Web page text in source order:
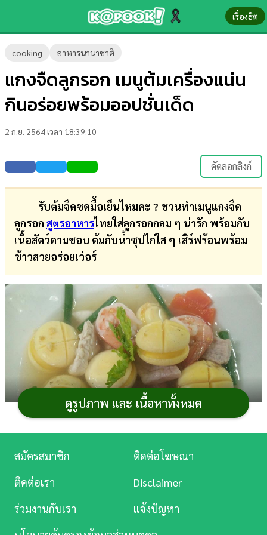
เรื่องฮิต
cooking อาหารนานาชาติ
แกงจืดลูกรอก เมนูต้มเครื่องแน่น
กินอร่อยพร้อมออปชั่นเด็ด
2 ก.ย. 2564 เวลา 18:39:10
คัดลอกลิงก์
รับต้มจืดซดมื้อเย็นไหมคะ ? ชวนทำเมนูแกงจืด
ลูกรอก สูตรอาหารไทยใส่ลูกรอกกลม ๆ น่ารัก พร้อมกับ
เนื้อสัตว์ตามชอบ ต้มกับน้ำซุปไก่ใส ๆ เสิร์ฟร้อนพร้อม
ข้าวสวยอร่อยเว่อร์
สูตรอาหาร
เมนูต้มจืด โดยเฉพาะแกงจืดเต้าหู้ไข่
แกงจืดหมูสับผักกาดขาว หรือแกงจืดวุ้นเส้นก็ทำบ่อย ๆ จน
ดูรูปภาพ และ เนื้อหาทั้งหมด
ข่าว-
ความ
รู้
บันเทิง
ตรวจ
ผล
บอล
สด
การ
การ
ศึกษา
บันเทิง
ดู
Music
สมัครสมาชิก
ติดต่อโฆษณา
ติดต่อเรา
Disclaimer
ร่วมงานกับเรา
แจ้งปัญหา